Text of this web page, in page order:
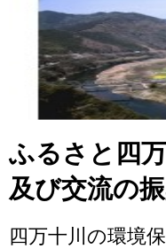
ふるさと四
及び交流の
四万十川の環境